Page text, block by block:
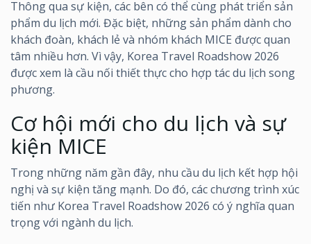
Thông qua sự kiện, các bên có thể cùng phát triển sản
phẩm du lịch mới. Đặc biệt, những sản phẩm dành cho
khách đoàn, khách lẻ và nhóm khách MICE được quan
tâm nhiều hơn. Vì vậy, Korea Travel Roadshow 2026
được xem là cầu nối thiết thực cho hợp tác du lịch song
phương.
Cơ hội mới cho du lịch và sự
kiện MICE
Trong những năm gần đây, nhu cầu du lịch kết hợp hội
nghị và sự kiện tăng mạnh. Do đó, các chương trình xúc
tiến như Korea Travel Roadshow 2026 có ý nghĩa quan
trọng với ngành du lịch.